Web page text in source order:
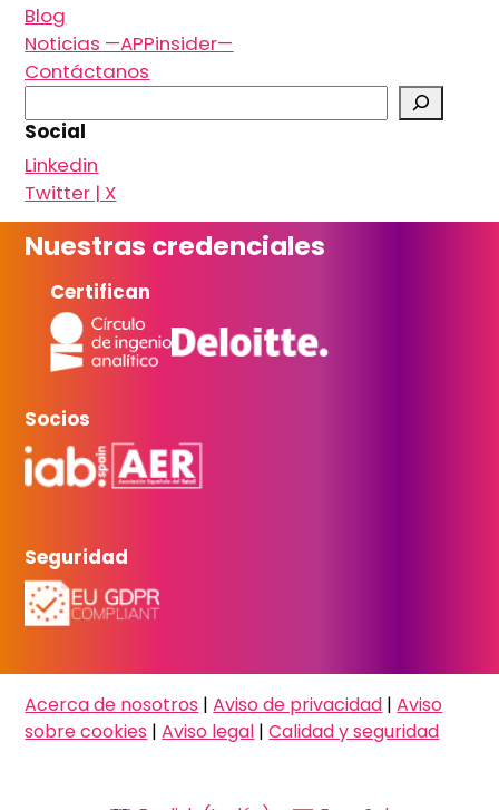
Blog
Noticias —APPinsider—
Contáctanos
u
s
c
a
r
Social
Linkedin
Twitter | X
Nuestras credenciales
Certifican
Socios
Seguridad
Acerca de nosotros |Aviso de privacidad |Aviso
sobre cookies |Aviso legal |Calidad y seguridad